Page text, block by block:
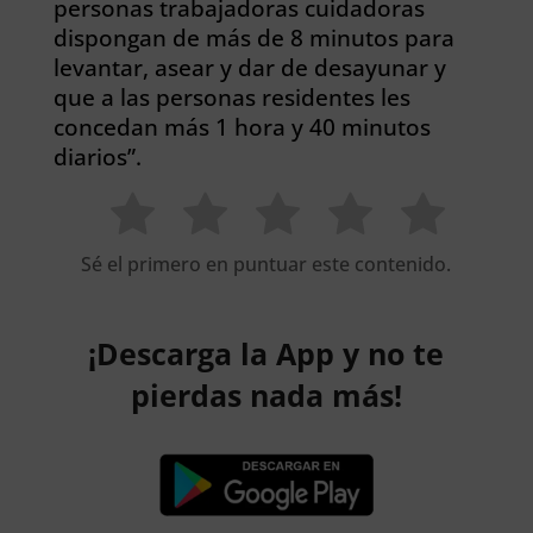
personas trabajadoras cuidadoras
dispongan de más de 8 minutos para
levantar, asear y dar de desayunar y
que a las personas residentes les
concedan más 1 hora y 40 minutos
diarios”.
Sé el primero en puntuar este contenido.
¡Descarga la App y no te
pierdas nada más!